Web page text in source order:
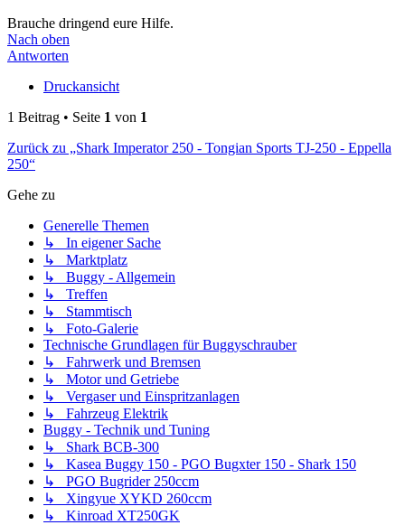
Brauche dringend eure Hilfe.
Nach oben
Antworten
Druckansicht
1 Beitrag • Seite 1 von 1
Zurück zu „Shark Imperator 250 - Tongian Sports TJ-250 - Eppella
250“
Gehe zu
Generelle Themen
↳ In eigener Sache
↳ Marktplatz
↳ Buggy - Allgemein
↳ Treffen
↳ Stammtisch
↳ Foto-Galerie
Technische Grundlagen für Buggyschrauber
↳ Fahrwerk und Bremsen
↳ Motor und Getriebe
↳ Vergaser und Einspritzanlagen
↳ Fahrzeug Elektrik
Buggy - Technik und Tuning
↳ Shark BCB-300
↳ Kasea Buggy 150 - PGO Bugxter 150 - Shark 150
↳ PGO Bugrider 250ccm
↳ Xingyue XYKD 260ccm
↳ Kinroad XT250GK